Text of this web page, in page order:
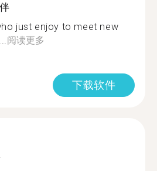
just enjoy to meet new
阅读更多
下载软件